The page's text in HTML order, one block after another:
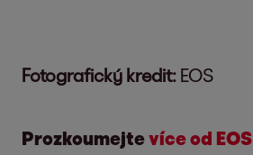
Fotografický kredit: EOS
Prozkoumejtevíce od EOS